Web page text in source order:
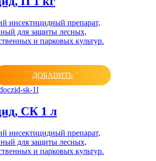
инсектицидный препарат,
для защиты лесных,
и парковых культур.
ДОБАВИТЬ
СК 1 л
инсектицидный препарат,
для защиты лесных,
и парковых культур.